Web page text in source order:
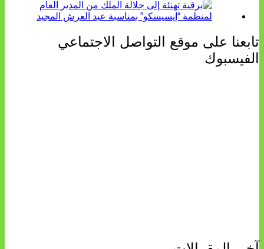
تابعنا على موقع التواصل الاجتماعي
الفيسبوك